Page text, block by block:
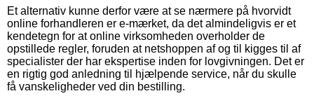
Et alternativ kunne derfor være at se nærmere på hvorvidt
online forhandleren er e-mærket, da det almindeligvis er et
kendetegn for at online virksomheden overholder de
opstillede regler, foruden at netshoppen af og til kigges til af
specialister der har ekspertise inden for lovgivningen. Det er
en rigtig god anledning til hjælpende service, når du skulle
få vanskeligheder ved din bestilling.